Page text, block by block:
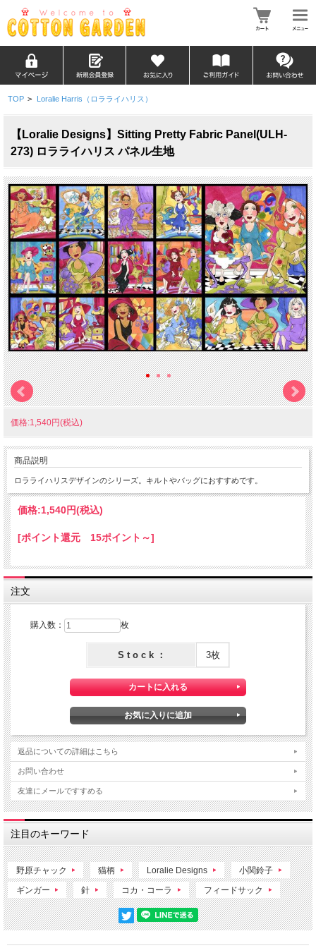
TOP > Loralie Harris（ロラライハリス）
【Loralie Designs】Sitting Pretty Fabric Panel(ULH-
273) ロラライハリス パネル生地
価格:1,540円(税込)
商品説明
ロラライハリスデザインのシリーズ。キルトやバッグにおすすめです。
価格:1,540円(税込)
[ポイント還元 15ポイント～]
注文
購入数： 枚
S t o c k ： 3枚
返品についての詳細はこちら
お問い合わせ
友達にメールですすめる
注目のキーワード
野原チャック 猫柄 Loralie Designs 小関鈴子
ギンガー 針 コカ・コーラ フィードサック